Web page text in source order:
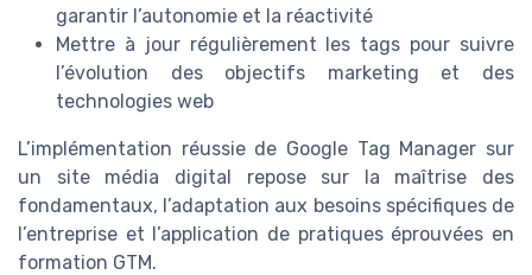
garantir l’autonomie et la réactivité
Mettre à jour régulièrement les tags pour suivre
l’évolution des objectifs marketing et des
technologies web
L’implémentation réussie de Google Tag Manager sur
un site média digital repose sur la maîtrise des
fondamentaux, l’adaptation aux besoins spécifiques de
l’entreprise et l’application de pratiques éprouvées en
formation GTM.